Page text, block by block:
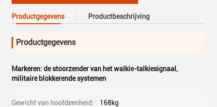
Productgegevens Productbeschrijving
Productgegevens
Markeren: de stoorzender van het walkie-talkiesignaal ,
militaire blokkerende systemen
Gewicht van hoofdeenheid: 168kg